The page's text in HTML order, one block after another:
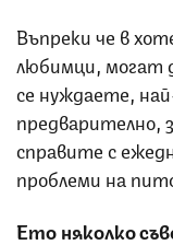
Въпреки че в
любимци, могат
се нуждаете,
предварително,
справите с
проблеми на
Ето няколко